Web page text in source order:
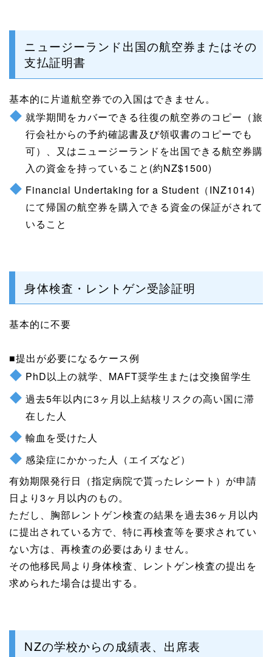
ニュージーランド出国の航空券またはその
支払証明書
基本的に片道航空券での入国はできません。
就学期間をカバーできる往復の航空券のコピー（旅
行会社からの予約確認書及び領収書のコピーでも
可）、又はニュージーランドを出国できる航空券購
入の資金を持っていること(約NZ$1500)
Financial Undertaking for a Student（INZ1014)
にて帰国の航空券を購入できる資金の保証がされて
いること
身体検査・レントゲン受診証明
基本的に不要
■提出が必要になるケース例
PhD以上の就学、MAFT奨学生または交換留学生
過去5年以内に3ヶ月以上結核リスクの高い国に滞
在した人
輸血を受けた人
感染症にかかった人（エイズなど）
有効期限発行日（指定病院で貰ったレシート）が申請
日より3ヶ月以内のもの。
ただし、胸部レントゲン検査の結果を過去36ヶ月以内
に提出されている方で、特に再検査等を要求されてい
ない方は、再検査の必要はありません。
その他移民局より身体検査、レントゲン検査の提出を
求められた場合は提出する。
NZの学校からの成績表、出席表